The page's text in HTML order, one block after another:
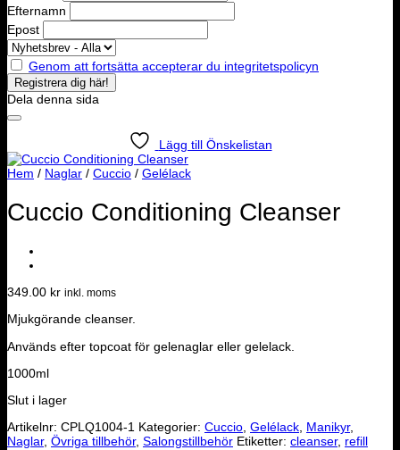
Efternamn
Epost
Genom att fortsätta accepterar du integritetspolicyn
Dela denna sida
Lägg till Önskelistan
Hem / Naglar / Cuccio / Gelélack
Cuccio Conditioning Cleanser
349.00 kr inkl. moms
Mjukgörande cleanser.
Används efter topcoat för gelenaglar eller gelelack.
1000ml
Slut i lager
Artikelnr: CPLQ1004-1 Kategorier: Cuccio, Gelélack, Manikyr,
Naglar, Övriga tillbehör, Salongstillbehör Etiketter: cleanser, refill